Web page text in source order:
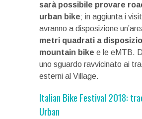
sarà possibile provare
urban bike; in aggiunta i
avranno a disposizione
metri quadrati a
mountain bike e le eMTB.
uno sguardo ravvicinato ai
esterni al Village.
Italian Bike Festival 2018:
Urban